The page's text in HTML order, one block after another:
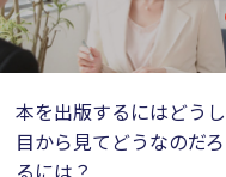
本を出版するにはどう
目から見てどうなのだ
るには？